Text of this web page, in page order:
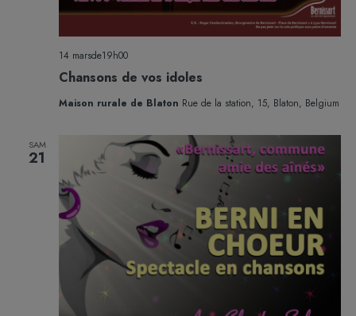
Chansons de vos idoles
14 marsde19h00
Maison rurale de Blaton Rue de la station, 15, Blaton, Belgium
SAM
21